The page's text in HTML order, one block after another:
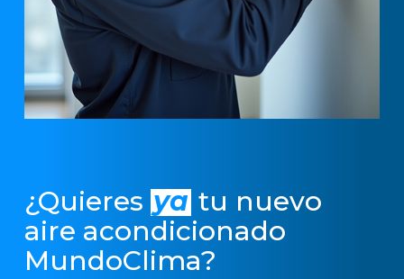
¿Quieres ya tu nuevo
aire acondicionado
MundoClima?